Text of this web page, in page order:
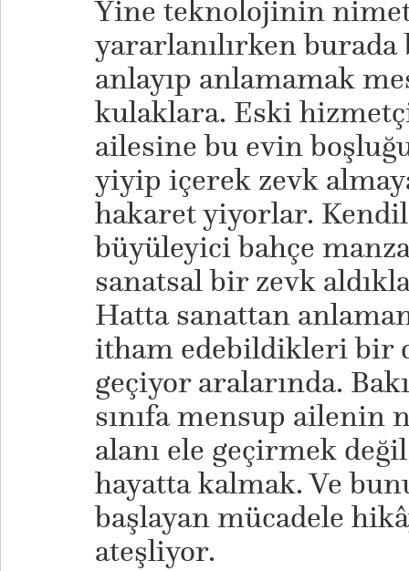
Yine teknolojinin
yararlanılırken
anlayıp anlamamak
kulaklara. Eski
ailesine bu evin
yiyip içerek zevk
hakaret yiyorlar.
büyüleyici bahçe
sanatsal bir zevk
Hatta sanattan
itham edebildikleri bir
geçiyor aralarında.
sınıfa mensup ailenin
alanı ele geçirmek
hayatta kalmak. Ve
başlayan mücadele
ateşliyor.